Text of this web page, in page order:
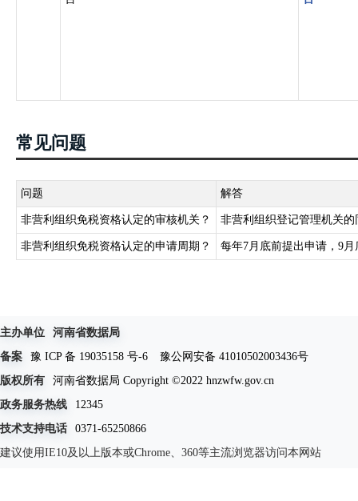
常见问题
问题 解答
非营利组织免税资格认定的审核机关？ 非营利组织登记管理机关
非营利组织免税资格认定的申请周期？ 每年7月底前提出申请，9
主办单位
河南省数据局
备案
豫 ICP 备 19035158 号-6
豫公网安备 41010502003436号
版权所有
河南省数据局 Copyright ©2022 hnzwfw.gov.cn
政务服务热线
12345
技术支持电话
0371-65250866
建议使用IE10及以上版本或Chrome、360等主流浏览器访问本网站